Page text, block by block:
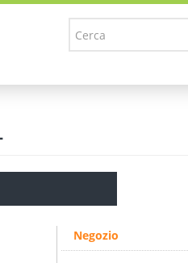
Negozio